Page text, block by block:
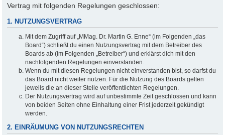
Vertrag mit folgenden Regelungen geschlossen:
1. NUTZUNGSVERTRAG
Mit dem Zugriff auf „MMag. Dr. Martin G. Enne“ (im Folgenden „das
Board“) schließt du einen Nutzungsvertrag mit dem Betreiber des
Boards ab (im Folgenden „Betreiber“) und erklärst dich mit den
nachfolgenden Regelungen einverstanden.
Wenn du mit diesen Regelungen nicht einverstanden bist, so darfst du
das Board nicht weiter nutzen. Für die Nutzung des Boards gelten
jeweils die an dieser Stelle veröffentlichten Regelungen.
Der Nutzungsvertrag wird auf unbestimmte Zeit geschlossen und kann
von beiden Seiten ohne Einhaltung einer Frist jederzeit gekündigt
werden.
2. EINRÄUMUNG VON NUTZUNGSRECHTEN